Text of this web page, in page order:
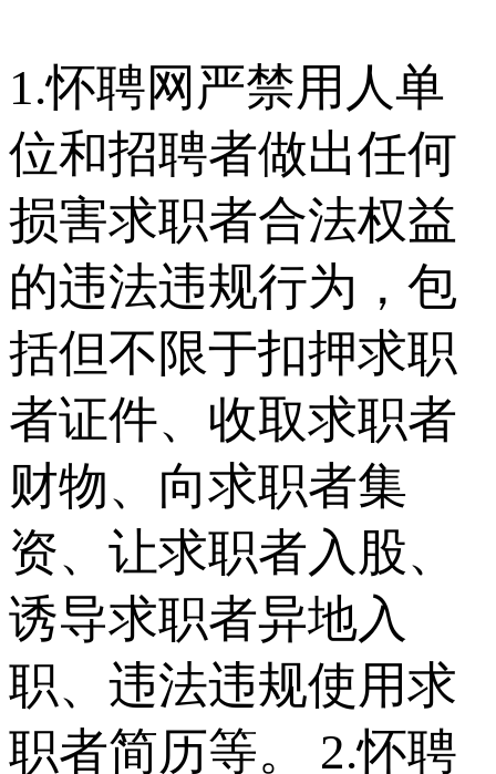
1.怀聘网严禁用人单
位和招聘者做出任何
损害求职者合法权益
的违法违规行为，包
括但不限于扣押求职
者证件、收取求职者
财物、向求职者集
资、让求职者入股、
诱导求职者异地入
职、违法违规使用求
职者简历等。 2.怀聘